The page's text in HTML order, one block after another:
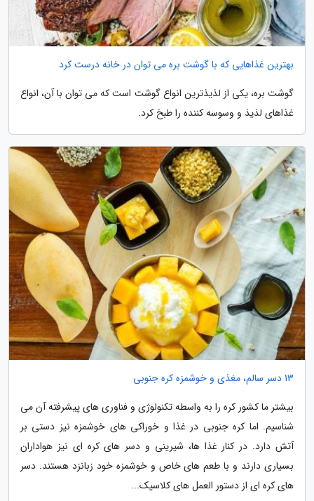
بهترین غذاهایی که با گوشت بره می توان در خانه درست کرد
گوشت بره، یکی از لذیذترین انواع گوشت است که می توان با آن، انواع
غذاهای لذیذ و وسوسه کننده را طبخ کرد.
13 دسر سالم، مغذی و خوشمزه کره جنوبی
بیشتر ما کشور کره را به واسطه تکنولوژی و فناوری های پیشرفته آن می
شناسیم. اما کره جنوبی در غذا و خوراکی های خوشمزه نیز دستی بر
آتش دارد. در کنار غذا ها، شیرینی و دسر های کره ای نیز هواداران
بسیاری دارند و با طعم های خاص و خوشمزه خود زبانزد هستند. دسر
های کره ای از دستور العمل های کلاسیک...